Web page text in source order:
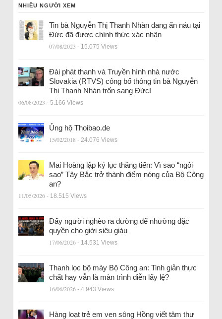
NHIỀU NGƯỜI XEM
Tin bà Nguyễn Thị Thanh Nhàn đang ẩn náu tại
Đức đã được chính thức xác nhận
07/08/2023 - 15.075 Views
Đài phát thanh và Truyền hình nhà nước
Slovakia (RTVS) công bố thông tin bà Nguyễn
Thị Thanh Nhàn trốn sang Đức!
06/08/2023 - 5.166 Views
Ủng hộ Thoibao.de
15/02/2018 - 24.076 Views
Mai Hoàng lập kỷ lục thăng tiến: Vì sao “ngôi
sao” Tây Bắc trở thành điểm nóng của Bộ Công
an?
11/05/2026 - 18.515 Views
Đẩy người nghèo ra đường để nhường đặc
quyền cho giới siêu giàu
17/06/2026 - 14.531 Views
Thanh lọc bộ máy Bộ Công an: Tinh giản thực
chất hay vẫn là màn trình diễn lấy lệ?
16/06/2026 - 4.943 Views
Hàng loạt trẻ em ven sông Hồng viết tâm thư